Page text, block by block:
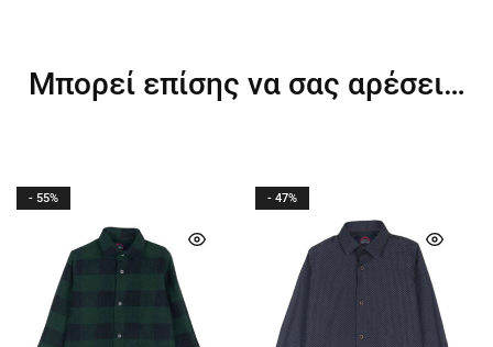
Μπορεί επίσης να σας αρέσει…
- 55% - 47%